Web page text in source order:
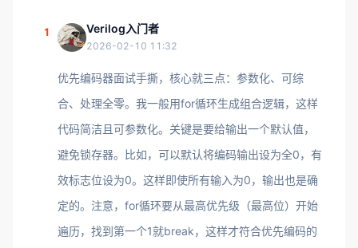
1 Verilog入门者
2026-02-10 11:32
优先编码器面试手撕，核心就三点：参数化、可综
合、处理全零。我一般用for循环生成组合逻辑，这样
代码简洁且可参数化。关键是要给输出一个默认值，
避免锁存器。比如，可以默认将编码输出设为全0，有
效标志位设为0。这样即使所有输入为0，输出也是确
定的。注意，for循环要从最高优先级（最高位）开始
遍历，找到第一个1就break，这样才符合优先编码的